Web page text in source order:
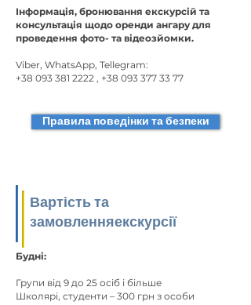
Інформація, бронювання екскурсій та
консультація щодо оренди ангару для
проведення фото- та відеозйомки.
Viber, WhatsApp, Tellegram:
+38 093 381 2222 , +38 093 377 33 77
Правила поведінки та безпеки
Вартість та
замовленняекскурсії
Будні:
Групи від 9 до 25 осіб і більше
Школярі, студенти – 300 грн з особи